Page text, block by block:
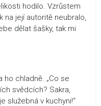
hodilo. Vzrůstem
na její autoritě neubralo,
dělat šašky, tak mi
ho chladně. „Co se
svědcích? Sakra,
služebná v kuchyni!“